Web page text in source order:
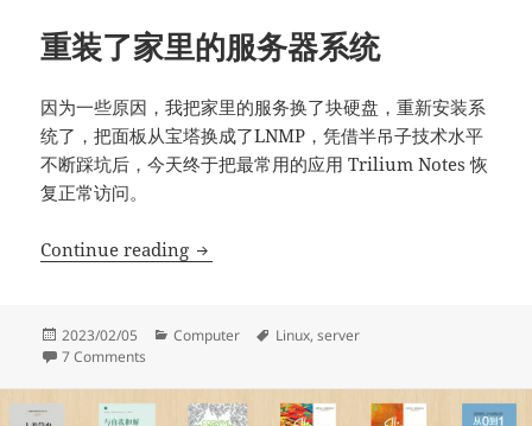
重装了家里的服务器系统
因为一些原因，我把家里的服务换了块硬盘，重新安装系
统了，把面板从宝塔换成了LNMP，凭借半吊子技术水平
不断踩坑后，今天终于把最常用的应用 Trilium Notes 恢
复正常访问。
Continue reading 重装了家里的服务器系统
Posted
on
2023/02/05 Categories
Computer Tags
Linux,server
7 Comments